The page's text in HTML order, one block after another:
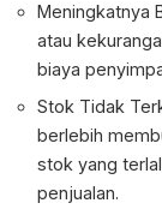
Meningkatnya
atau
biaya
Stok Tidak
berlebih
stok yang
penjualan.